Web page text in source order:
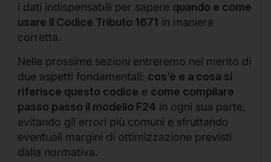
i dati indispensabili per sapere quando e come
usare il Codice Tributo 1671 in maniera
corretta.
Nelle prossime sezioni entreremo nel merito di
due aspetti fondamentali: cos’è e a cosa si
riferisce questo codice e come compilare
passo passo il modello F24 in ogni sua parte,
evitando gli errori più comuni e sfruttando
eventuali margini di ottimizzazione previsti
dalla normativa.